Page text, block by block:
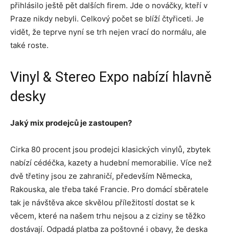
přihlásilo ještě pět dalších firem. Jde o nováčky, kteří v
Praze nikdy nebyli. Celkový počet se blíží čtyřiceti. Je
vidět, že teprve nyní se trh nejen vrací do normálu, ale
také roste.
Vinyl & Stereo Expo nabízí hlavně
desky
Jaký mix prodejců je zastoupen?
Cirka 80 procent jsou prodejci klasických vinylů, zbytek
nabízí cédéčka, kazety a hudební memorabilie. Více než
dvě třetiny jsou ze zahraničí, především Německa,
Rakouska, ale třeba také Francie. Pro domácí sběratele
tak je návštěva akce skvělou příležitostí dostat se k
věcem, které na našem trhu nejsou a z ciziny se těžko
dostávají. Odpadá platba za poštovné i obavy, že deska